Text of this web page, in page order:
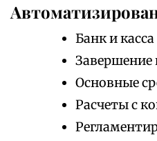
Банк и касса
Завершение
Основные
Расчеты с